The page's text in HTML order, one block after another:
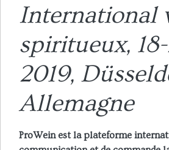
International
spiritueux,
2019,
Allemagne
ProWein est la plateforme